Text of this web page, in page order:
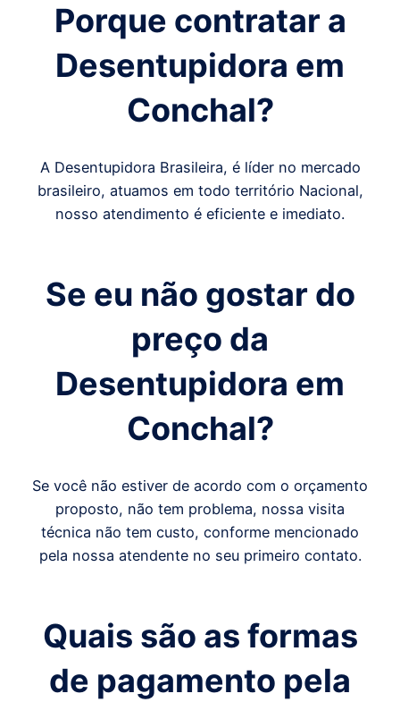
Porque contratar a
Desentupidora em
Conchal?
A Desentupidora Brasileira, é líder no mercado
brasileiro, atuamos em todo território Nacional,
nosso atendimento é eficiente e imediato.
Se eu não gostar do
preço da
Desentupidora em
Conchal?
Se você não estiver de acordo com o orçamento
proposto, não tem problema, nossa visita
técnica não tem custo, conforme mencionado
pela nossa atendente no seu primeiro contato.
Quais são as formas
de pagamento pela